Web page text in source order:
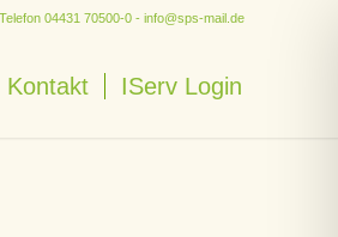
Telefon 04431 70500-0 - info@sps-mail.de
Kontakt IServ Login